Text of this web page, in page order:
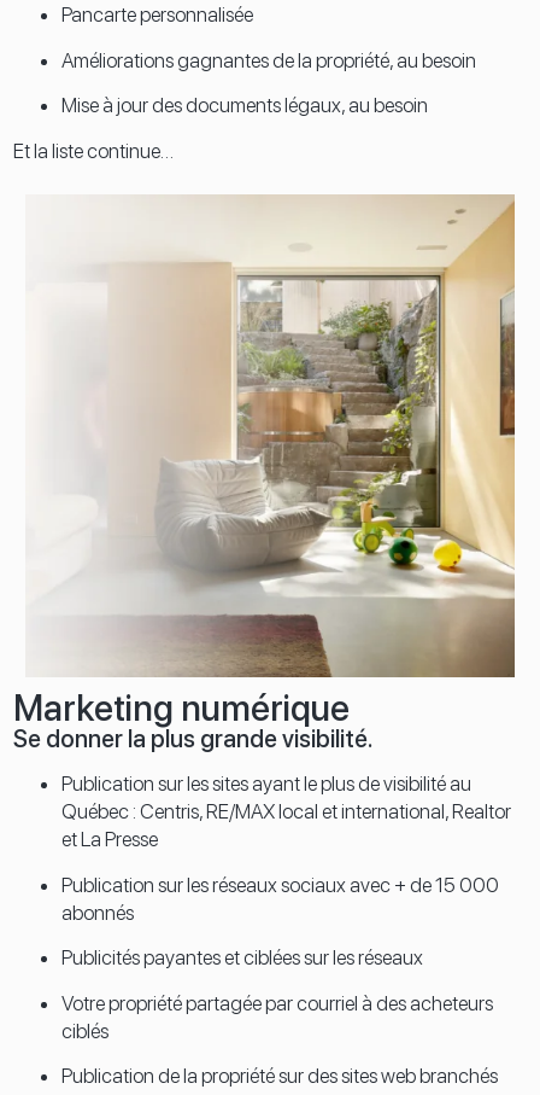
Pancarte personnalisée
Améliorations gagnantes de la propriété, au besoin
Mise à jour des documents légaux, au besoin
Et la liste continue…
Marketing numérique
Se donner la plus grande visibilité.
Publication sur les sites ayant le plus de visibilité au
Québec : Centris, RE/MAX local et international, Realtor
et La Presse
Publication sur les réseaux sociaux avec + de 15 000
abonnés
Publicités payantes et ciblées sur les réseaux
Votre propriété partagée par courriel à des acheteurs
ciblés
Publication de la propriété sur des sites web branchés